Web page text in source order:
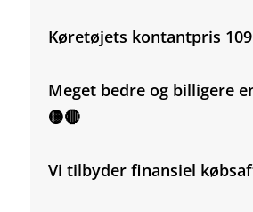
Køretøjets kontantpris
Meget bedre og billigere
🟡🔴
Vi tilbyder finansiel